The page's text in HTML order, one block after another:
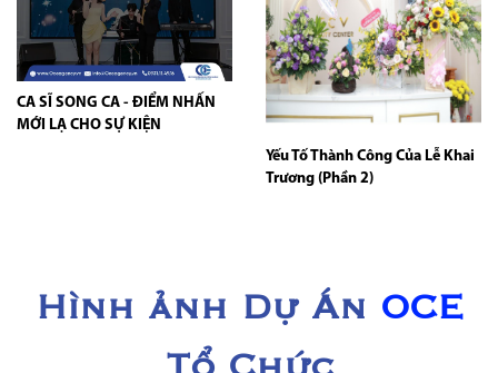
CA SĨ SONG CA - ĐIỂM NHẤN
MỚI LẠ CHO SỰ KIỆN
Yếu Tố Thành Công Của Lễ Khai
Trương (Phần 2)
Hình ảnh Dự Án OCE